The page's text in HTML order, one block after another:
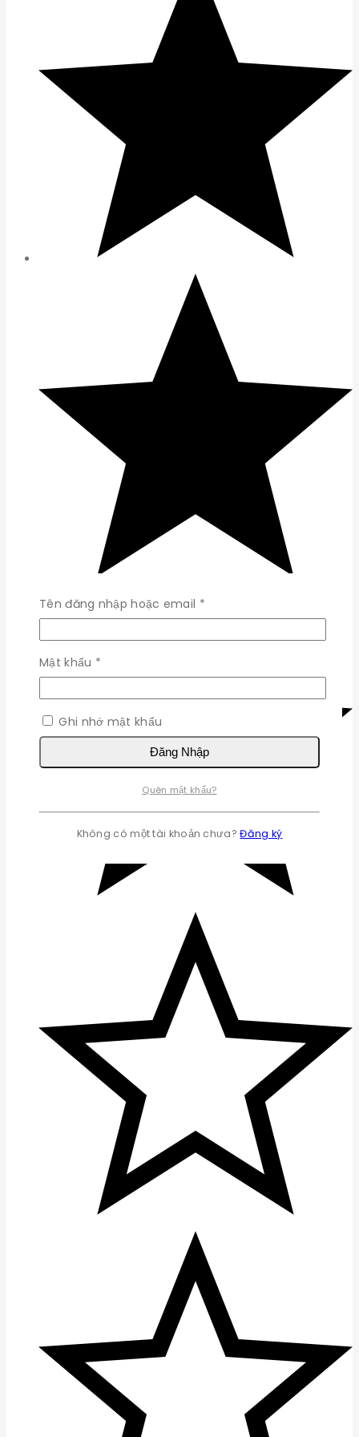
Tên đăng nhập hoặc email *Bắt
buộc
Mật khẩu *
buộc
Ghi nhớ mật khẩu
Đăng Nhập
Quên mật khẩu?
Không có một tài khoản chưa?Đăng ký